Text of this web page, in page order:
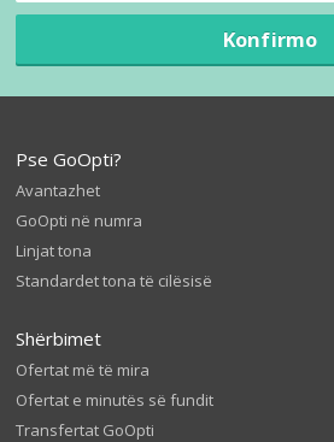
Konfirmo
Pse GoOpti?
Avantazhet
GoOpti në numra
Linjat tona
Standardet tona të cilësisë
Shërbimet
Ofertat më të mira
Ofertat e minutës së fundit
Transfertat GoOpti